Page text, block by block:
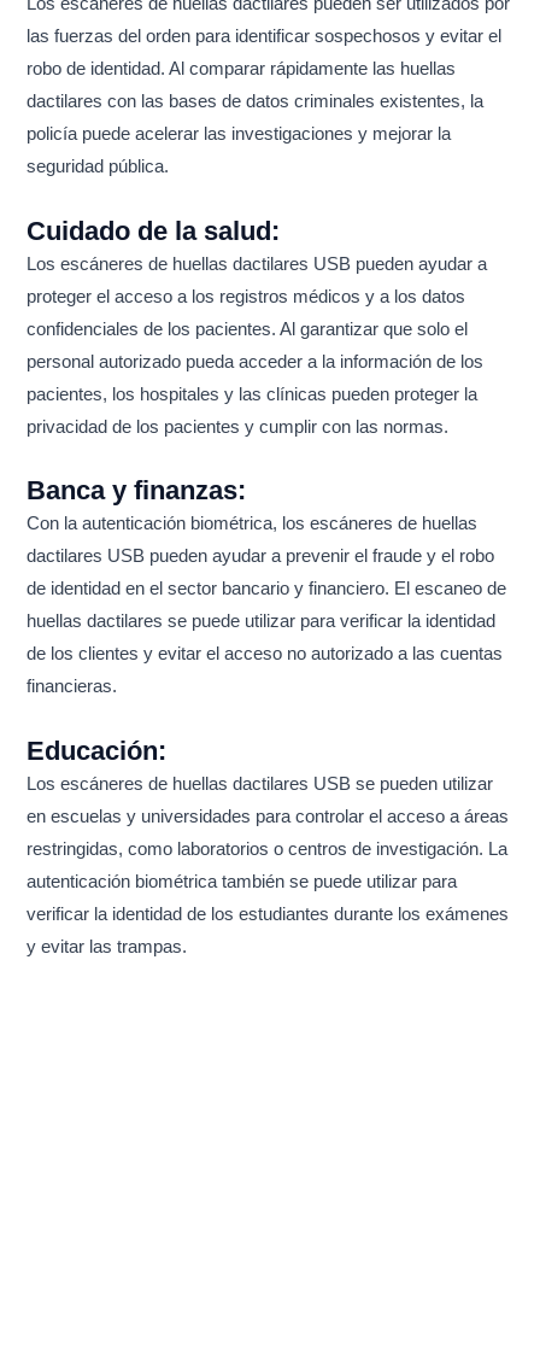
Los escáneres de huellas dactilares pueden ser utilizados por
las fuerzas del orden para identificar sospechosos y evitar el
robo de identidad. Al comparar rápidamente las huellas
dactilares con las bases de datos criminales existentes, la
policía puede acelerar las investigaciones y mejorar la
seguridad pública.
Cuidado de la salud:
Los escáneres de huellas dactilares USB pueden ayudar a
proteger el acceso a los registros médicos y a los datos
confidenciales de los pacientes. Al garantizar que solo el
personal autorizado pueda acceder a la información de los
pacientes, los hospitales y las clínicas pueden proteger la
privacidad de los pacientes y cumplir con las normas.
Banca y finanzas:
Con la autenticación biométrica, los escáneres de huellas
dactilares USB pueden ayudar a prevenir el fraude y el robo
de identidad en el sector bancario y financiero. El escaneo de
huellas dactilares se puede utilizar para verificar la identidad
de los clientes y evitar el acceso no autorizado a las cuentas
financieras.
Educación:
Los escáneres de huellas dactilares USB se pueden utilizar
en escuelas y universidades para controlar el acceso a áreas
restringidas, como laboratorios o centros de investigación. La
autenticación biométrica también se puede utilizar para
verificar la identidad de los estudiantes durante los exámenes
y evitar las trampas.